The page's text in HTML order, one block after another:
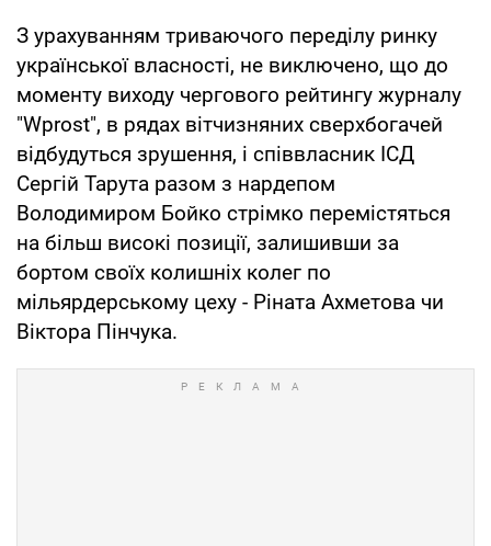
З урахуванням триваючого переділу ринку
української власності, не виключено, що до
моменту виходу чергового рейтингу журналу
"Wprost", в рядах вітчизняних сверхбогачей
відбудуться зрушення, і співвласник ІСД
Сергій Тарута разом з нардепом
Володимиром Бойко стрімко перемістяться
на більш високі позиції, залишивши за
бортом своїх колишніх колег по
мільярдерському цеху - Ріната Ахметова чи
Віктора Пінчука.